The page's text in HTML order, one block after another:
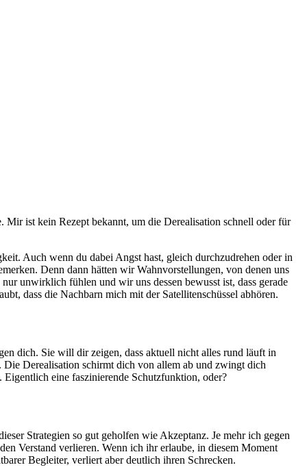
Mir ist kein Rezept bekannt, um die Derealisation schnell oder für
Auch wenn du dabei Angst hast, gleich durchzudrehen oder in
Denn dann hätten wir Wahnvorstellungen, von denen uns
unwirklich fühlen und wir uns dessen bewusst ist, dass gerade
dass die Nachbarn mich mit der Satellitenschüssel abhören.
dich. Sie will dir zeigen, dass aktuell nicht alles rund läuft in
Derealisation schirmt dich von allem ab und zwingt dich
eine faszinierende Schutzfunktion, oder?
Strategien so gut geholfen wie Akzeptanz. Je mehr ich gegen
Verstand verlieren. Wenn ich ihr erlaube, in diesem Moment
Begleiter, verliert aber deutlich ihren Schrecken.